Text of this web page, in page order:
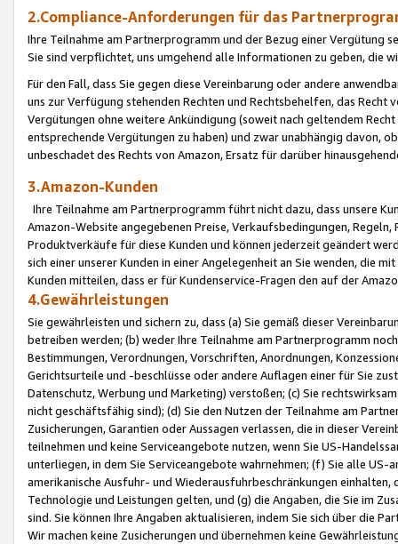
2.Compliance-Anforderungen für das
Ihre Teilnahme am Partnerprogramm und der Bezug einer Vergütung
Sie sind verpflichtet, uns umgehend alle Informationen zu geben, die
Für den Fall, dass Sie gegen diese Vereinbarung oder andere
uns zur Verfügung stehenden Rechten und Rechtsbehelfen, das
Vergütungen ohne weitere Ankündigung (soweit nach geltendem
entsprechende Vergütungen zu haben) und zwar unabhängig davon,
unbeschadet des Rechts von Amazon, Ersatz für darüber
3.Amazon-Kunden
Ihre Teilnahme am Partnerprogramm führt nicht dazu, dass unsere
Amazon-Website angegebenen Preise, Verkaufsbedingungen,
Produktverkäufe für diese Kunden und können jederzeit geändert
sich einer unserer Kunden in einer Angelegenheit an Sie wenden, die
Kunden mitteilen, dass er für Kundenservice-Fragen den auf der
4.Gewährleistungen
Sie gewährleisten und sichern zu, dass (a) Sie gemäß dieser
betreiben werden; (b) weder Ihre Teilnahme am Partnerprogramm
Bestimmungen, Verordnungen, Vorschriften, Anordnungen,
Gerichtsurteile und -beschlüsse oder andere Auflagen einer für Sie
Datenschutz, Werbung und Marketing) verstoßen; (c) Sie
nicht geschäftsfähig sind); (d) Sie den Nutzen der Teilnahme am
Zusicherungen, Garantien oder Aussagen verlassen, die in dieser
teilnehmen und keine Serviceangebote nutzen, wenn Sie US-
unterliegen, in dem Sie Serviceangebote wahrnehmen; (f) Sie alle
amerikanische Ausfuhr- und Wiederausfuhrbeschränkungen
Technologie und Leistungen gelten, und (g) die Angaben, die Sie im
sind. Sie können Ihre Angaben aktualisieren, indem Sie sich über die
Wir machen keine Zusicherungen und übernehmen keine